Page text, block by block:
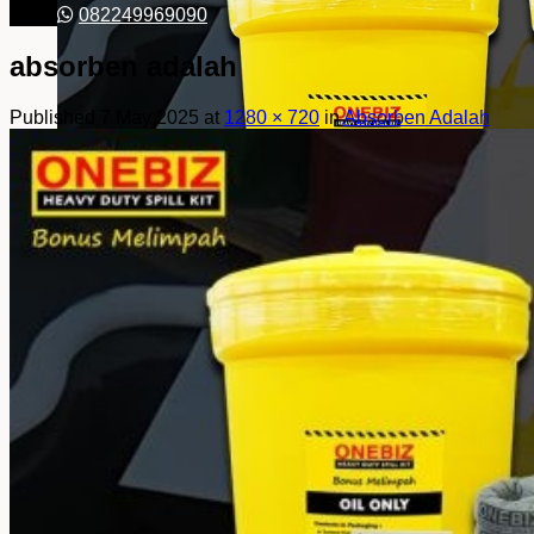
082249969090
absorben adalah
Published 7 May 2025 at 1280 × 720 inAbsorben Adalah